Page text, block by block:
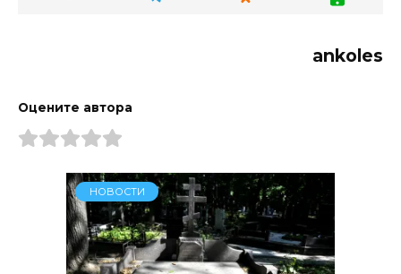
ankoles
Оцените автора
НОВОСТИ